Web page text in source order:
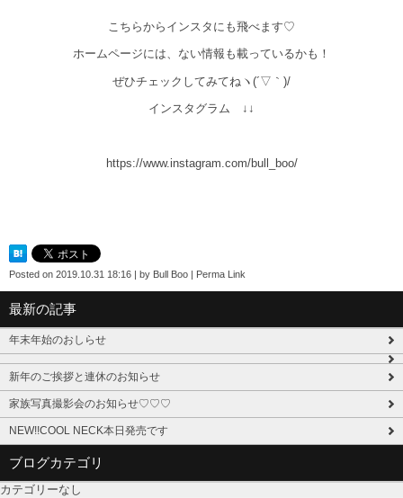
こちらからインスタにも飛べます♡
ホームページには、ない情報も載っているかも！
ぜひチェックしてみてねヽ(´▽｀)/
インスタグラム ↓↓
https://www.instagram.com/bull_boo/
Posted on 2019.10.31 18:16 by Bull Boo Perma Link
最新の記事
年末年始のおしらせ
新年のご挨拶と連休のお知らせ
家族写真撮影会のお知らせ♡♡♡
NEW!!COOL NECK本日発売です
ブログカテゴリ
カテゴリーなし